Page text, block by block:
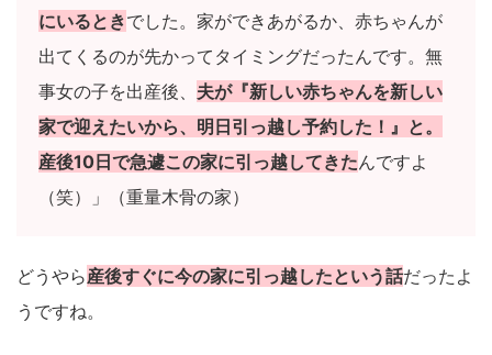
にいるときでした。家ができあがるか、赤ちゃんが
出てくるのが先かってタイミングだったんです。無
事女の子を出産後、 夫が『新しい赤ちゃんを新しい
家で迎えたいから、明日引っ越し予約した！』と。
産後10日で急遽この家に引っ越してきたんですよ
（笑）」（重量木骨の家）
どうやら産後すぐに今の家に引っ越したという話だったよ
うですね。